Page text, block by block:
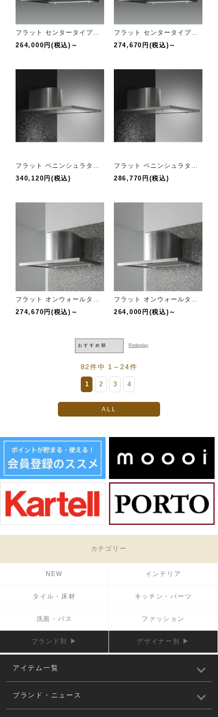
264,000円(税込)～
274,670円(税込)～
フラット ペニンシュラタイプR【幅120cm】
340,120円(税込)
フラット ペニンシュラタイプR【幅90cm】
286,770円(税込)
274,670円(税込)～
264,000円(税込)～
82件中 1～24件
1 2 3 4
ALL
カテゴリー
NEW インテリア
タイル・床材 キッチン・パーツ
洗面・バス ファッション
ブランド別 ▶ デザイナー別 ▶
アイテム一覧
ブランド・ニュース